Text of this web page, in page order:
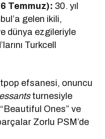
Temmuz): 30. yıl
gelen ikili,
dünya ezgileriyle
Turkcell
efsanesi, onuncu
turnesiyle
Ones” ve
Zorlu PSM’de